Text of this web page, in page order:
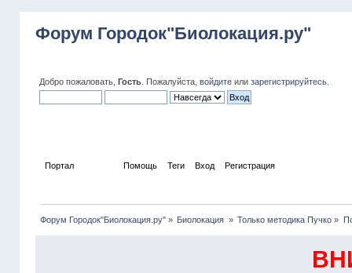
Форум Городок"Биолокация.ру"
Добро пожаловать, Гость. Пожалуйста, войдитеили зарегистрируйтесь.
Портал Помощь Теги Вход Регистрация
Форум Городок"Биолокация.ру"» Биолокация » Только методика Пучко »